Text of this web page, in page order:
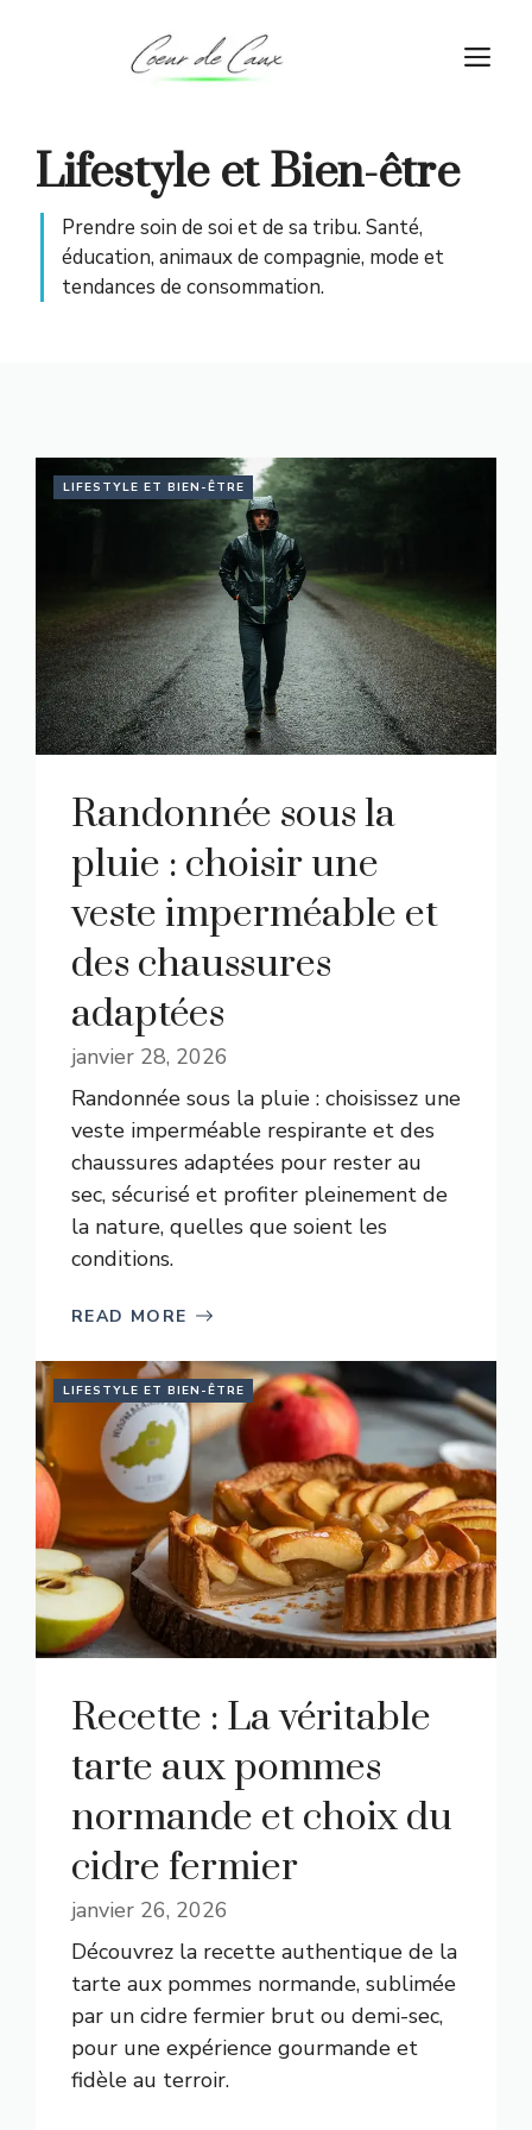
Lifestyle et Bien-être
Prendre soin de soi et de sa tribu. Santé,
éducation, animaux de compagnie, mode et
tendances de consommation.
LIFESTYLE ET BIEN-ÊTRE
Randonnée sous la
pluie : choisir une
veste imperméable et
des chaussures
adaptées
janvier 28, 2026
Randonnée sous la pluie : choisissez une
veste imperméable respirante et des
chaussures adaptées pour rester au
sec, sécurisé et profiter pleinement de
la nature, quelles que soient les
conditions.
READ MORE
LIFESTYLE ET BIEN-ÊTRE
Recette : La véritable
tarte aux pommes
normande et choix du
cidre fermier
janvier 26, 2026
Découvrez la recette authentique de la
tarte aux pommes normande, sublimée
par un cidre fermier brut ou demi-sec,
pour une expérience gourmande et
fidèle au terroir.